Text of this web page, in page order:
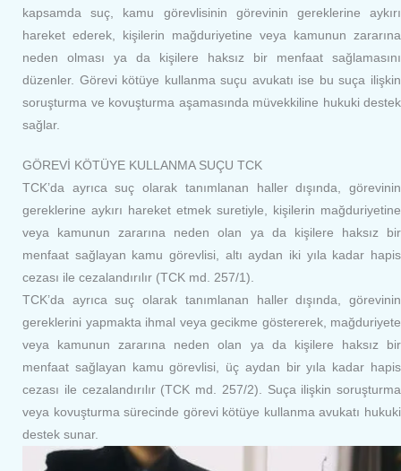
kapsamda suç, kamu görevlisinin görevinin gereklerine aykırı
hareket ederek, kişilerin mağduriyetine veya kamunun zararına
neden olması ya da kişilere haksız bir menfaat sağlamasını
düzenler. Görevi kötüye kullanma suçu avukatı ise bu suça ilişkin
soruşturma ve kovuşturma aşamasında müvekkiline hukuki destek
sağlar.
GÖREVİ KÖTÜYE KULLANMA SUÇU TCK
TCK’da ayrıca suç olarak tanımlanan haller dışında, görevinin
gereklerine aykırı hareket etmek suretiyle, kişilerin mağduriyetine
veya kamunun zararına neden olan ya da kişilere haksız bir
menfaat sağlayan kamu görevlisi, altı aydan iki yıla kadar hapis
cezası ile cezalandırılır (TCK md. 257/1).
TCK’da ayrıca suç olarak tanımlanan haller dışında, görevinin
gereklerini yapmakta ihmal veya gecikme göstererek, mağduriyete
veya kamunun zararına neden olan ya da kişilere haksız bir
menfaat sağlayan kamu görevlisi, üç aydan bir yıla kadar hapis
cezası ile cezalandırılır (TCK md. 257/2). Suça ilişkin soruşturma
veya kovuşturma sürecinde görevi kötüye kullanma avukatı hukuki
destek sunar.